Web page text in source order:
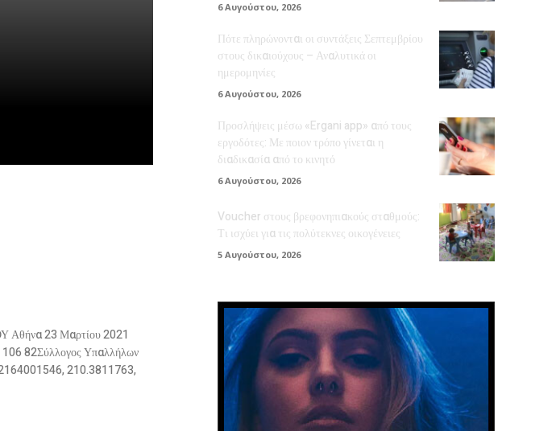
23 Μαρτίου 2021
82Σύλλογος Υπαλλήλων
2164001546, 210.3811763,
6 Αυγούστου, 2026
Πότε πληρώνονται οι συντάξεις Σεπτεμβρίου
στους δικαιούχους – Αναλυτικά οι
ημερομηνίες
6 Αυγούστου, 2026
Προσλήψεις μέσω «Ergani app» από τους
εργοδότες: Με ποιον τρόπο γίνεται η
διαδικασία από το κινητό
6 Αυγούστου, 2026
Voucher στους βρεφονηπιακούς σταθμούς:
Τι ισχύει για τις πολύτεκνες οικογένειες
5 Αυγούστου, 2026